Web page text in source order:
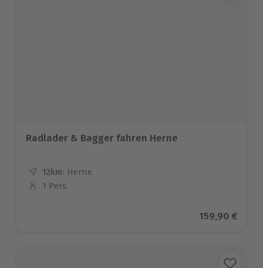
Radlader & Bagger fahren Herne
12km: Entfernung
Standort
Herne
Anzahl der Teilnehmer
1 Pers.
Aktueller
159,90 €